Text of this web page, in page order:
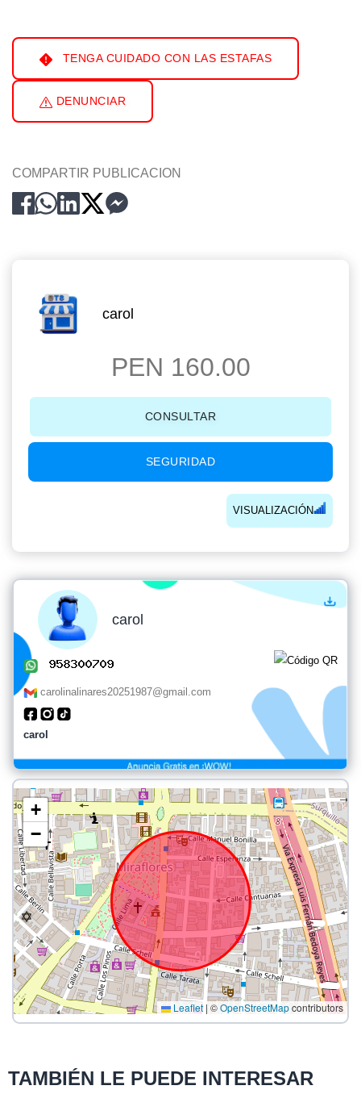
TENGA CUIDADO CON LAS ESTAFAS
DENUNCIAR
COMPARTIR PUBLICACION
carol
PEN 160.00
CONSULTAR
SEGURIDAD
VISUALIZACIÓN
carol
carolinalinares20251987@gmail.com
carol
+
−
Leaflet | ©OpenStreetMapcontributors
TAMBIÉN LE PUEDE INTERESAR